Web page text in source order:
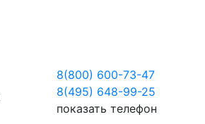
8(800) 600-73-47
8(495) 648-99-25
показать телефон